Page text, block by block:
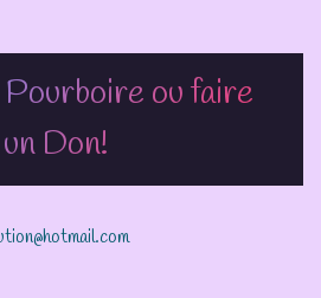
ou faire
un Don!